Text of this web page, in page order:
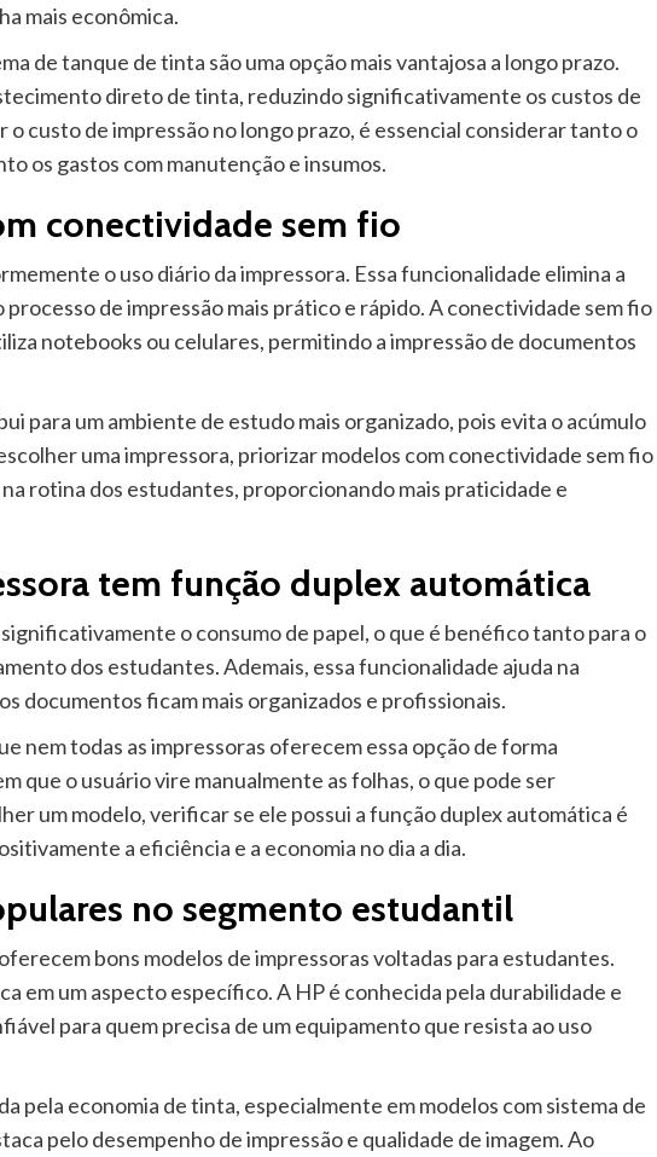
mais econômica.
de tanque de tinta são uma opção mais vantajosa a longo prazo.
direto de tinta, reduzindo significativamente os custos de
o custo de impressão no longo prazo, é essencial considerar tanto o
os gastos com manutenção e insumos.
conectividade sem fio
o uso diário da impressora. Essa funcionalidade elimina a
de impressão mais prático e rápido. A conectividade sem fio
notebooks ou celulares, permitindo a impressão de documentos
para um ambiente de estudo mais organizado, pois evita o acúmulo
uma impressora, priorizar modelos com conectividade sem fio
rotina dos estudantes, proporcionando mais praticidade e
tem função duplex automática
o consumo de papel, o que é benéfico tanto para o
dos estudantes. Ademais, essa funcionalidade ajuda na
documentos ficam mais organizados e profissionais.
nem todas as impressoras oferecem essa opção de forma
que o usuário vire manualmente as folhas, o que pode ser
um modelo, verificar se ele possui a função duplex automática é
a eficiência e a economia no dia a dia.
no segmento estudantil
bons modelos de impressoras voltadas para estudantes.
em um aspecto específico. A HP é conhecida pela durabilidade e
para quem precisa de um equipamento que resista ao uso
pela economia de tinta, especialmente em modelos com sistema de
pelo desempenho de impressão e qualidade de imagem. Ao